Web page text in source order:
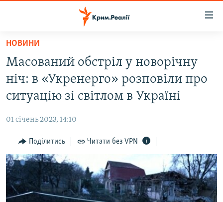
Перейти
основного
матеріалу
до
основної
Перейти
до
пошуку
ВІДЕО ТА ФОТО
БЛОГИ
ПОГЛЯД
ІНТЕРВ'Ю
ВСЕ ЗА ДЕНЬ
СПЕЦПРОЕКТИ
НОВИНИ
Масований обстріл у новорічну
ніч: в «Укренерго» розповіли про
ситуацію зі світлом в Україні
01 січень 2023, 14:10
Поділитись Читати без VPN